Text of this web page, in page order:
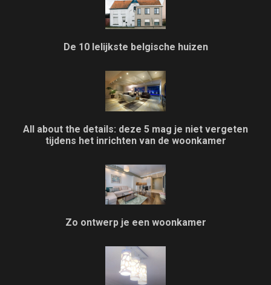
De 10 lelijkste belgische huizen
All about the details: deze 5 mag je niet vergeten
tijdens het inrichten van de woonkamer
Zo ontwerp je een woonkamer